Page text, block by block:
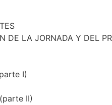
DE LA JORNADA Y DEL
I)
II)